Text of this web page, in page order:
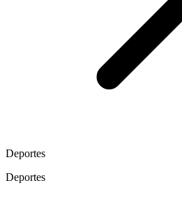
Deportes
Deportes